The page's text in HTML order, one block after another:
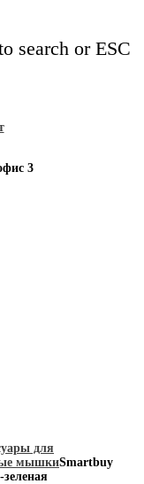
search or ESC
3
для
мышкиSmartbuy